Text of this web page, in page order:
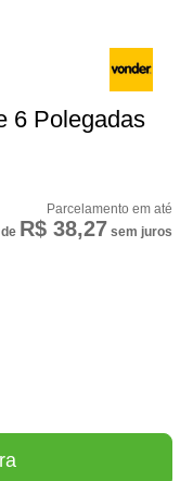
6 Polegadas
de R$ 38,27 sem juros